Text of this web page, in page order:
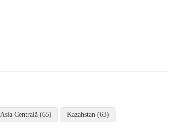
Asia Centrală (65) Kazahstan (63)